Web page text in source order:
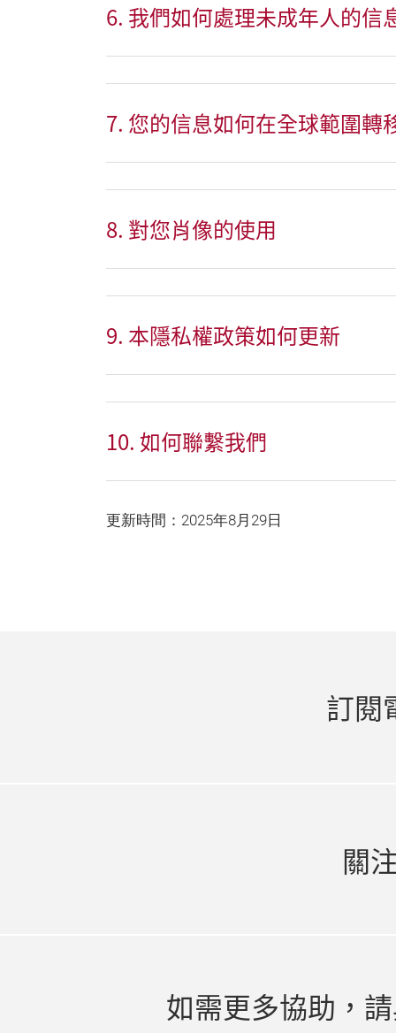
6. 我們如何處理未成年人的信
7. 您的信息如何在全球範圍轉
8. 對您肖像的使用
9. 本隱私權政策如何更新
10. 如何聯繫我們
更新時間：2025年8月29日
訂閱
關
如需更多協助，